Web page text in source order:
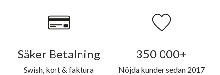
Säker Betalning
Swish, kort & faktura
350 000+
Nöjda kunder sedan 2017